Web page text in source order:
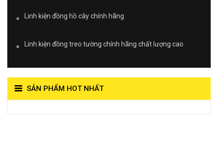
Linh kiện đồng hồ cây chính hãng
Linh kiện đồng treo tường chính hãng chất lượng cao
SẢN PHẨM HOT NHẤT